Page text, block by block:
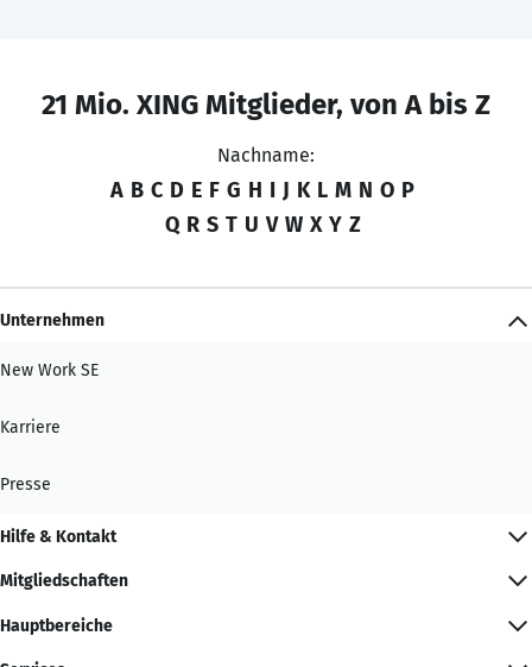
21 Mio. XING Mitglieder, von A bis Z
Nachname:
A B C D E F G H I J K L M N O P
Q R S T U V W X Y Z
Unternehmen
New Work SE
Karriere
Presse
Hilfe & Kontakt
Mitgliedschaften
Hauptbereiche